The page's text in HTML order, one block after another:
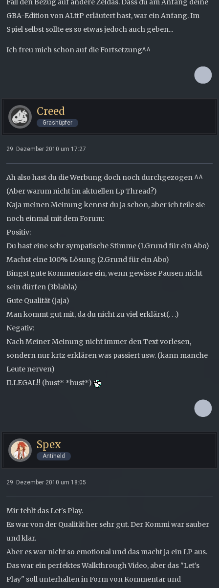
Fall den Bezug auf andere Zeldas. Dass du am Anfang deine
GBA-Edition von ALttP erläutert hast, war ein Anfang. Im
Spiel selbst sollte es so etwas jedoch auch geben...
Ich freu mich schon auf die Fortsetzung^^
Creed
Grashüpfer
29. Dezember 2010 um 17:27
Ah also hast du die Werbung doch noch durchgezogen ^^
(Aber warum nicht im aktuellen Lp Thread?)
Naja meinen Meinung kennst du ja schon, aber ich teile sie
noch einmal mit dem Forum:
Positiv:
Du hast eine sehr sympatische Stimme (1.Grund für ein Abo)
Machst eine 100% Lösung (2.Grund für ein Abo)
Bingst gute Kommentare ein, wenn gewisse Pausen nicht
sein dürfen (3blabla)
Gute Qualität (jaja)
Man kommt gut mit, da du nicht zu viel erklärst(. . .)
Negativ:
Nach Meiner Meinung nicht immer den Text vorlesen,
sondern nur krtz erklären was passiert usw. (kann manche
Leute nerven)
ILLEGAL!! (hust* *hust*)
Spex
Antiheld
29. Dezember 2010 um 18:05
Mir fehlt das Let's Play.
Es war von der Qualität her sehr gut. Der Kommi war sauber
und klar.
Aber es war nicht so emotional und das macht ja ein LP aus.
Das war ein perfektes Walkthrough Video, aber das "Let's
Play" soll unterhalten in Form von Kommentar und